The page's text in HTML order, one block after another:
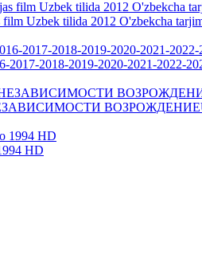
Uzbek tilida 2012 O'zbekcha
2017-2018-2019-2020-2021-2022-
HD